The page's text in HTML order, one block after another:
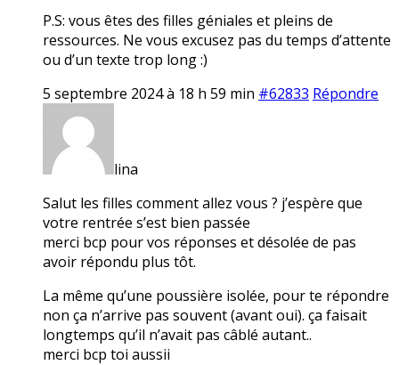
P.S: vous êtes des filles géniales et pleins de
ressources. Ne vous excusez pas du temps d’attente
ou d’un texte trop long :)
5 septembre 2024 à 18 h 59 min #62833 Répondre
lina
Salut les filles comment allez vous ? j’espère que
votre rentrée s’est bien passée
merci bcp pour vos réponses et désolée de pas
avoir répondu plus tôt.
La même qu’une poussière isolée, pour te répondre
non ça n’arrive pas souvent (avant oui). ça faisait
longtemps qu’il n’avait pas câblé autant..
merci bcp toi aussii